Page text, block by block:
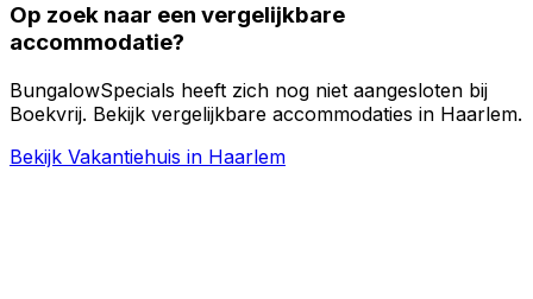
Op zoek naar een vergelijkbare
accommodatie?
BungalowSpecials heeft zich nog niet aangesloten bij
Boekvrij. Bekijk vergelijkbare accommodaties in Haarlem.
Bekijk Vakantiehuis in Haarlem